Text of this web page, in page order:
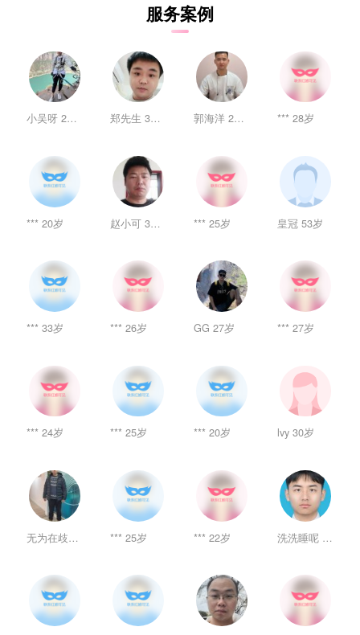
服务案例
小吴呀 26岁 郑先生 30岁 郭海洋 27岁 *** 28岁
*** 20岁 赵小可 36岁 *** 25岁 皇冠 53岁
*** 33岁 *** 26岁 GG 27岁 *** 27岁
*** 24岁 *** 25岁 *** 20岁 lvy 30岁
无为在歧路 40岁 *** 25岁 *** 22岁 洗洗睡呢 24岁